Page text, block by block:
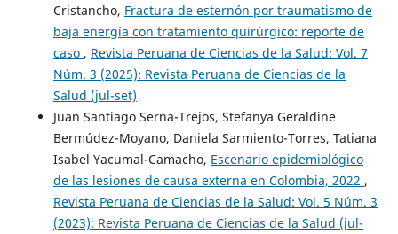
Cristancho, Fractura de esternón por traumatismo de
baja energía con tratamiento quirúrgico: reporte de
caso , Revista Peruana de Ciencias de la Salud: Vol. 7
Núm. 3 (2025): Revista Peruana de Ciencias de la
Salud (jul-set)
Juan Santiago Serna-Trejos, Stefanya Geraldine
Bermúdez-Moyano, Daniela Sarmiento-Torres, Tatiana
Isabel Yacumal-Camacho, Escenario epidemiológico
de las lesiones de causa externa en Colombia, 2022 ,
Revista Peruana de Ciencias de la Salud: Vol. 5 Núm. 3
(2023): Revista Peruana de Ciencias de la Salud (jul-